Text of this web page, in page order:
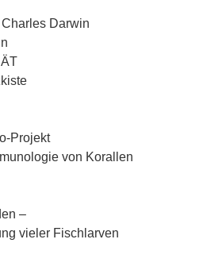
Darwin
Projekt
von Korallen
–
vieler Fischlarven